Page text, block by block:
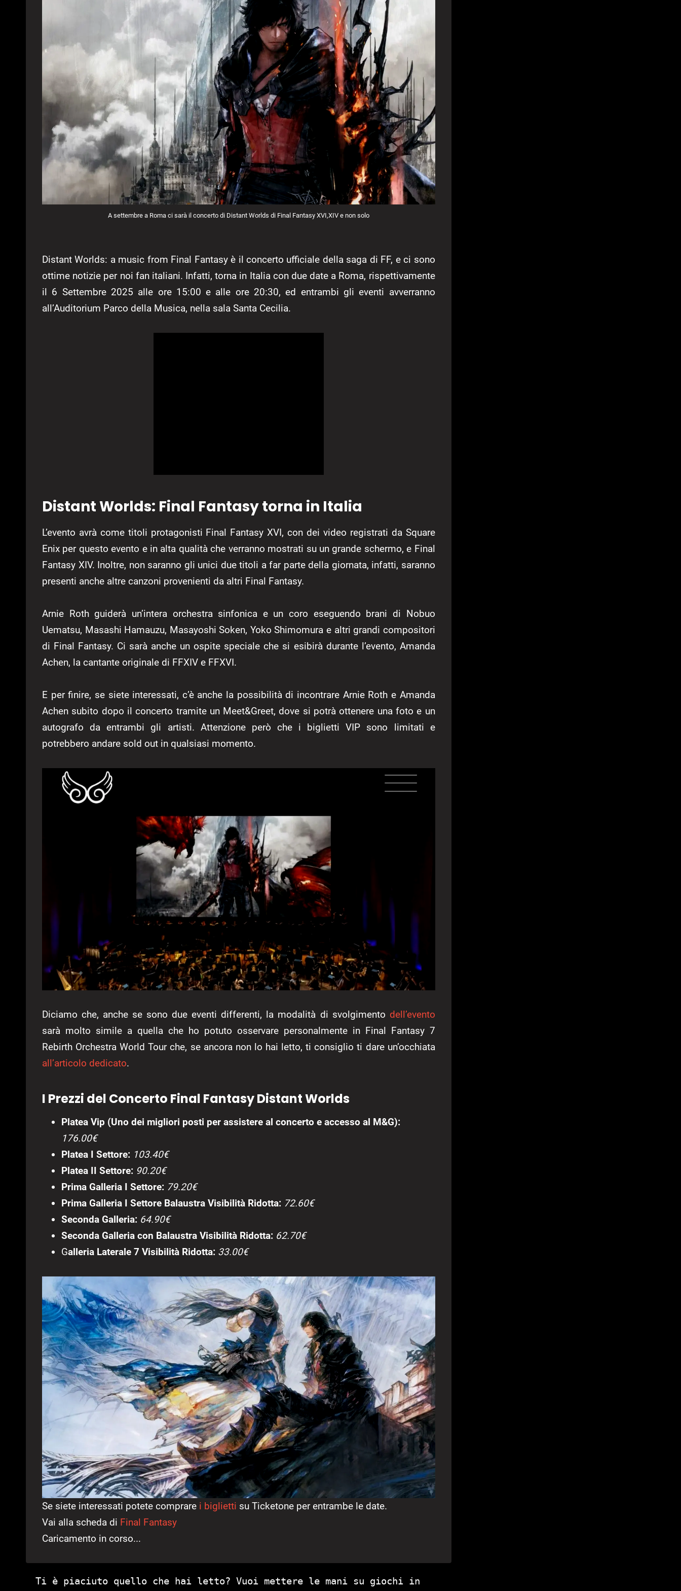
A settembre a Roma ci sarà il concerto di Distant Worlds di Final Fantasy XVI,XIV e non solo
Distant Worlds: a music from Final Fantasy è il concerto ufficiale della saga di FF, e ci sono
ottime notizie per noi fan italiani. Infatti, torna in Italia con due date a Roma, rispettivamente
il 6 Settembre 2025 alle ore 15:00 e alle ore 20:30, ed entrambi gli eventi avverranno
all’Auditorium Parco della Musica, nella sala Santa Cecilia.
Distant Worlds: Final Fantasy torna in Italia
L’evento avrà come titoli protagonisti Final Fantasy XVI, con dei video registrati da Square
Enix per questo evento e in alta qualità che verranno mostrati su un grande schermo, e Final
Fantasy XIV. Inoltre, non saranno gli unici due titoli a far parte della giornata, infatti, saranno
presenti anche altre canzoni provenienti da altri Final Fantasy.
Arnie Roth guiderà un’intera orchestra sinfonica e un coro eseguendo brani di Nobuo
Uematsu, Masashi Hamauzu, Masayoshi Soken, Yoko Shimomura e altri grandi compositori
di Final Fantasy. Ci sarà anche un ospite speciale che si esibirà durante l’evento, Amanda
Achen, la cantante originale di FFXIV e FFXVI.
E per finire, se siete interessati, c’è anche la possibilità di incontrare Arnie Roth e Amanda
Achen subito dopo il concerto tramite un Meet&Greet, dove si potrà ottenere una foto e un
autografo da entrambi gli artisti. Attenzione però che i biglietti VIP sono limitati e
potrebbero andare sold out in qualsiasi momento.
Diciamo che, anche se sono due eventi differenti, la modalità di svolgimento dell’evento
sarà molto simile a quella che ho potuto osservare personalmente in Final Fantasy 7
Rebirth Orchestra World Tour che, se ancora non lo hai letto, ti consiglio ti dare un’occhiata
all’articolo dedicato.
I Prezzi del Concerto Final Fantasy Distant Worlds
Platea Vip (Uno dei migliori posti per assistere al concerto e accesso al M&G):
176.00€
Platea I Settore: 103.40€
Platea II Settore: 90.20€
Prima Galleria I Settore: 79.20€
Prima Galleria I Settore Balaustra Visibilità Ridotta: 72.60€
Seconda Galleria: 64.90€
Seconda Galleria con Balaustra Visibilità Ridotta: 62.70€
Galleria Laterale 7 Visibilità Ridotta: 33.00€
Se siete interessati potete comprare i biglietti su Ticketone per entrambe le date.
Vai alla scheda di Final Fantasy
Caricamento in corso...
Ti è piaciuto quello che hai letto? Vuoi mettere le mani su giochi in